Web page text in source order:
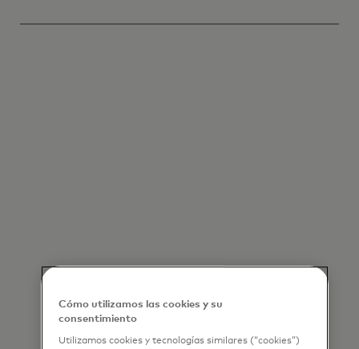
Cómo utilizamos las cookies y su
consentimiento
Utilizamos cookies y tecnologías similares (“cookies”)